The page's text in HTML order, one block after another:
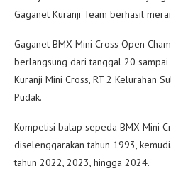
Gaganet Kuranji Team berhasil
Gaganet BMX Mini Cross Open
berlangsung dari tanggal 20
Kuranji Mini Cross, RT 2 Kelurahan
Pudak.
Kompetisi balap sepeda BMX Mini
diselenggarakan tahun 1993,
tahun 2022, 2023, hingga 2024.